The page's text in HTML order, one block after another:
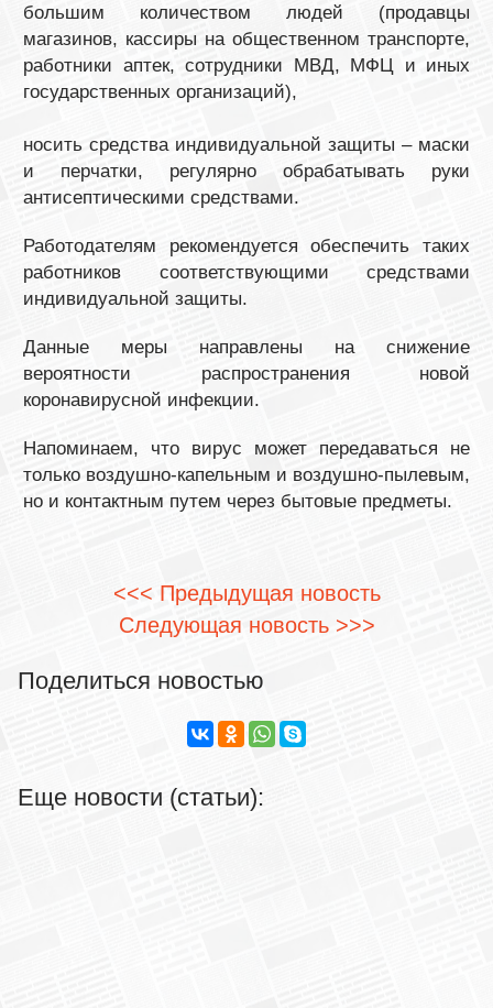
большим количеством людей (продавцы
магазинов, кассиры на общественном транспорте,
работники аптек, сотрудники МВД, МФЦ и иных
государственных организаций),
носить средства индивидуальной защиты – маски
и перчатки, регулярно обрабатывать руки
антисептическими средствами.
Работодателям рекомендуется обеспечить таких
работников соответствующими средствами
индивидуальной защиты.
Данные меры направлены на снижение
вероятности распространения новой
коронавирусной инфекции.
Напоминаем, что вирус может передаваться не
только воздушно-капельным и воздушно-пылевым,
но и контактным путем через бытовые предметы.
<<< Предыдущая новость
Следующая новость >>>
Поделиться новостью
Еще новости (статьи):